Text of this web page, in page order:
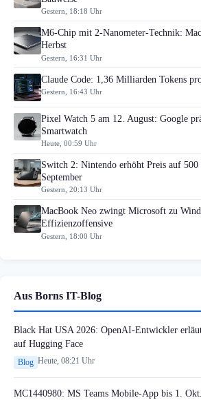
Gestern, 18:18 Uhr
M6-Chip mit 2-Nanometer-Technik:
Herbst
Gestern, 16:31 Uhr
Claude Code: 1,36 Milliarden Tokens
Gestern, 16:43 Uhr
Pixel Watch 5 am 12. August: Google
Smartwatch
Heute, 00:59 Uhr
Switch 2: Nintendo erhöht Preis auf
September
Gestern, 20:13 Uhr
MacBook Neo zwingt Microsoft zu
Effizienzoffensive
Gestern, 18:00 Uhr
Aus Borns IT-Blog
Black Hat USA 2026: OpenAI-Entwickler
auf Hugging Face
Blog Heute, 08:21 Uhr
MC1440980: MS Teams Mobile-App bis 1. Okt.